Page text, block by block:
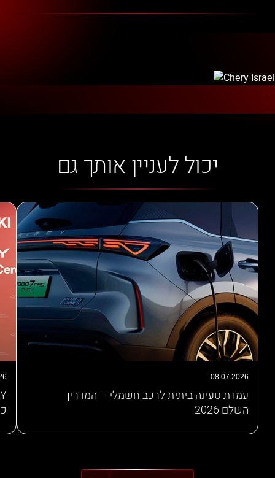
יכול לעניין אותך גם
08.07.2026
עמדת טעינה ביתית לרכב חשמלי – המדריך
השלם 2026